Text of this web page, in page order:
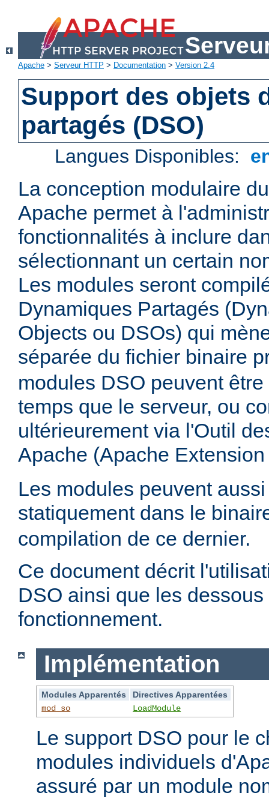
Apache > Serveur HTTP > Documentation > Version 2.4
Support des objets
partagés (DSO)
Langues Disponibles:
La conception modulaire
Apache permet à
fonctionnalités à inclure
sélectionnant un certain
Les modules seront
Dynamiques Partagés
Objects ou DSOs) qui
séparée du fichier binaire
modules DSO peuvent
temps que le serveur, ou
ultérieurement via l'Outil
Apache (Apache
Les modules peuvent
statiquement dans le
compilation de ce dernier.
Ce document décrit
DSO ainsi que les
fonctionnement.
Implémentation
Modules Apparentés
Directives Apparentées
mod_so
LoadModule
Le support DSO pour le
modules individuels
assuré par un module